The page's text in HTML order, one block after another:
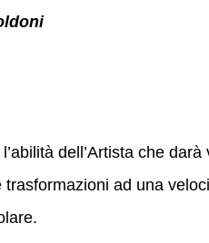
dell’Artista che
ad una